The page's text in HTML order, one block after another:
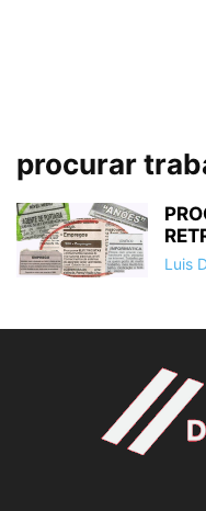
procurar
Luis